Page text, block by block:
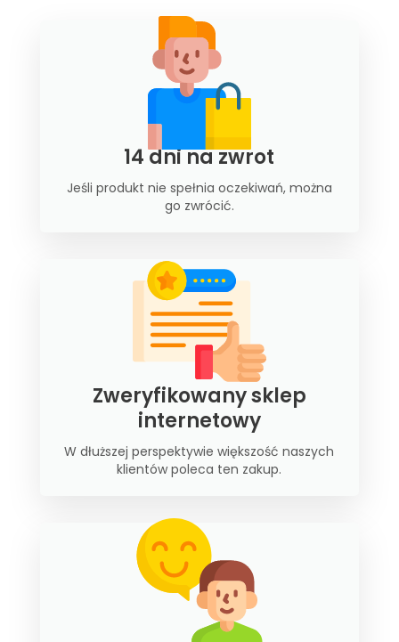
14 dni na zwrot
Jeśli produkt nie spełnia oczekiwań, można
go zwrócić.
Zweryfikowany sklep
internetowy
W dłuższej perspektywie większość naszych
klientów poleca ten zakup.